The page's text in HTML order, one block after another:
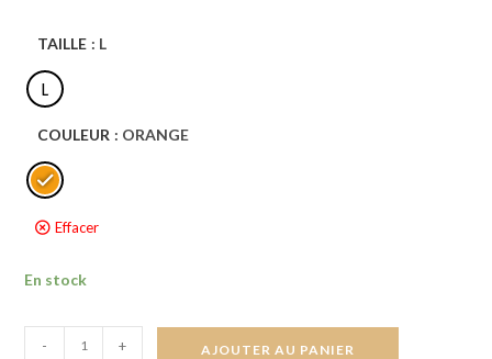
TAILLE : L
L
COULEUR : ORANGE
Effacer
En stock
- + AJOUTER AU PANIER